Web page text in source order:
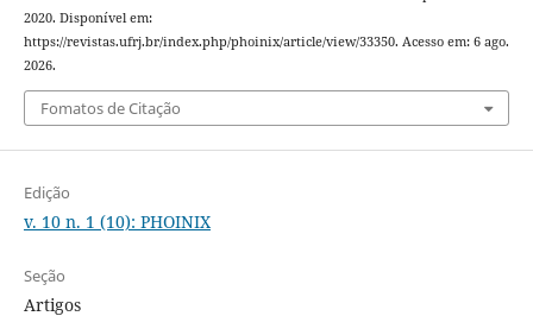
2020. Disponível em:
https://revistas.ufrj.br/index.php/phoinix/article/view/33350. Acesso em: 6 ago.
2026.
Fomatos de Citação
Edição
v. 10 n. 1 (10): PHOINIX
Seção
Artigos